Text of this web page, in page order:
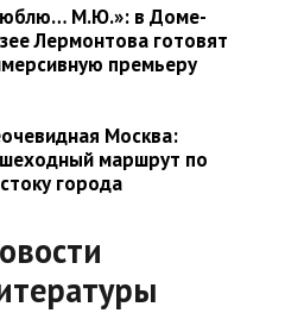
М.Ю.»: в Доме-
Лермонтова готовят
премьеру
Москва:
маршрут по
города